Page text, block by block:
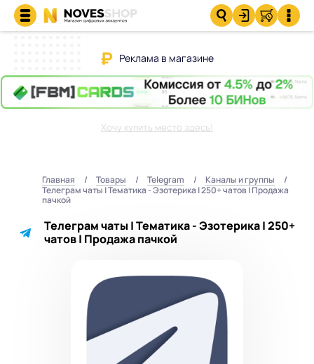
Реклама в магазине
Хочу купить место здесь!
Главная Товары Telegram
Каналы и группы
Телеграм чаты | Тематика - Эзотерика | 250+ чатов | Продажа
пачкой
Телеграм чаты | Тематика - Эзотерика | 250+
чатов | Продажа пачкой